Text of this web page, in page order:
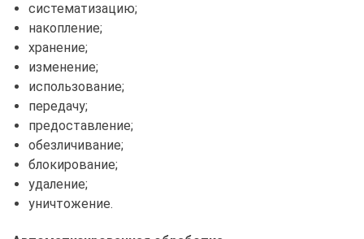
систематизацию;
накопление;
хранение;
изменение;
использование;
передачу;
предоставление;
обезличивание;
блокирование;
удаление;
уничтожение.